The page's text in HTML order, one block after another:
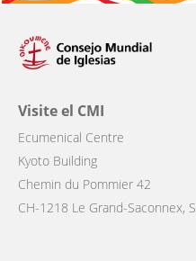
Visite el CMI
Ecumenical Centre
Kyoto Building
Chemin du Pommier 42
CH-1218 Le Grand-Saconnex,